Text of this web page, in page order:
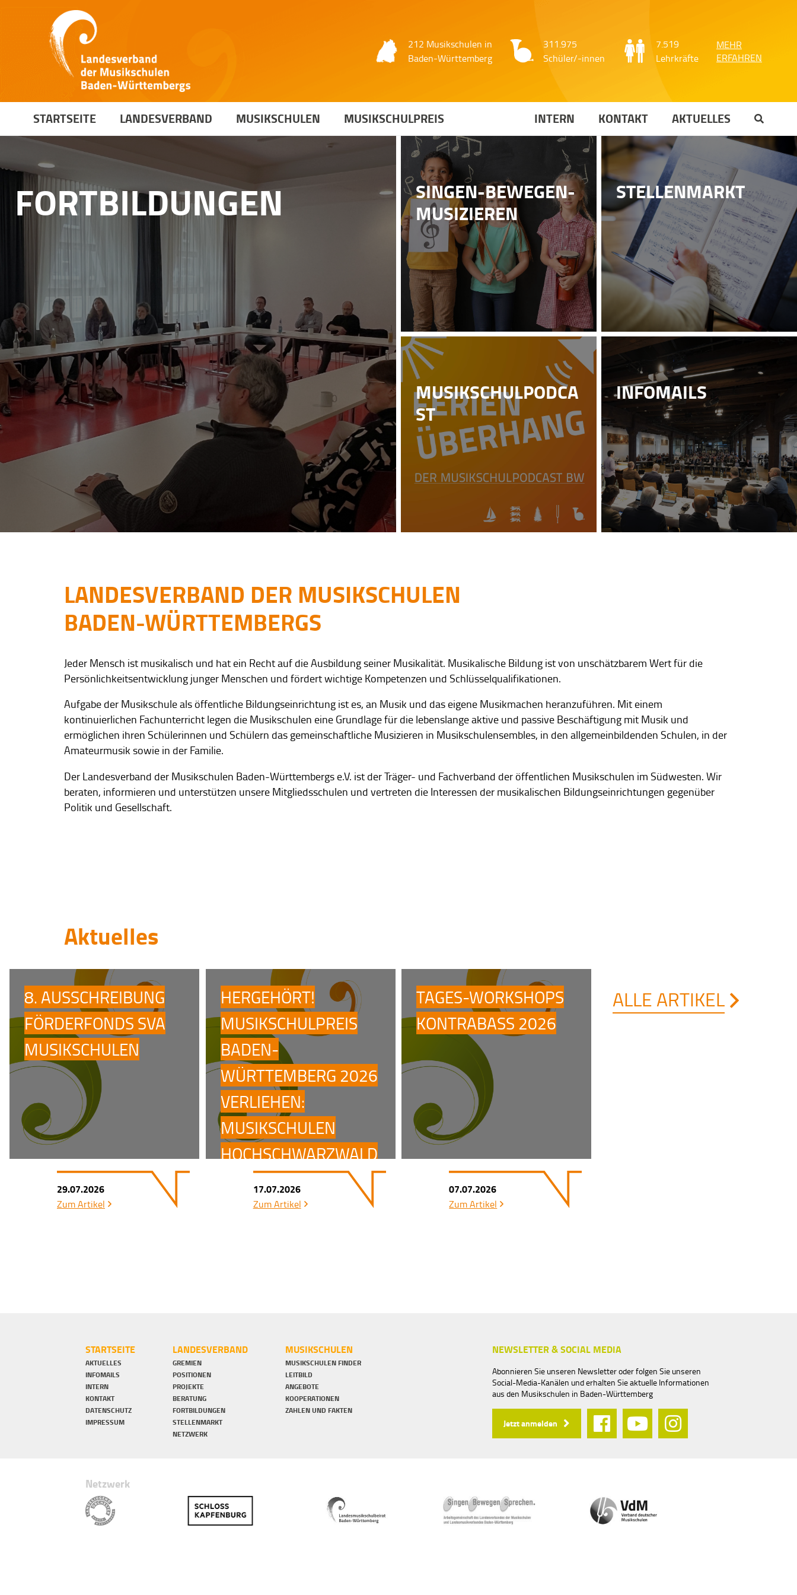
212 Musikschulen in
Baden-Württemberg
311.975
Schüler/-innen
7.519
Lehrkräfte
MEHR
ERFAHREN
STARTSEITE LANDESVERBAND MUSIKSCHULEN MUSIKSCHULPREIS INTERN KONTAKT AKTUELLES
FORTBILDUNGEN
SINGEN-BEWEGEN-
MUSIZIEREN
STELLENMARKT
MUSIKSCHULPODCA
ST
INFOMAILS
LANDESVERBAND DER MUSIKSCHULEN
BADEN-WÜRTTEMBERGS
Jeder Mensch ist musikalisch und hat ein Recht auf die Ausbildung seiner Musikalität. Musikalische Bildung ist von unschätzbarem Wert für die
Persönlichkeitsentwicklung junger Menschen und fördert wichtige Kompetenzen und Schlüsselqualifikationen.
Aufgabe der Musikschule als öffentliche Bildungseinrichtung ist es, an Musik und das eigene Musikmachen heranzuführen. Mit einem
kontinuierlichen Fachunterricht legen die Musikschulen eine Grundlage für die lebenslange aktive und passive Beschäftigung mit Musik und
ermöglichen ihren Schülerinnen und Schülern das gemeinschaftliche Musizieren in Musikschulensembles, in den allgemeinbildenden Schulen, in der
Amateurmusik sowie in der Familie.
Der Landesverband der Musikschulen Baden-Württembergs e.V. ist der Träger- und Fachverband der öffentlichen Musikschulen im Südwesten. Wir
beraten, informieren und unterstützen unsere Mitgliedsschulen und vertreten die Interessen der musikalischen Bildungseinrichtungen gegenüber
Politik und Gesellschaft.
Aktuelles
8. AUSSCHREIBUNG
FÖRDERFONDS SVA
MUSIKSCHULEN
29.07.2026
Zum Artikel
HERGEHÖRT!
MUSIKSCHULPREIS
BADEN-
WÜRTTEMBERG 2026
VERLIEHEN:
MUSIKSCHULEN
HOCHSCHWARZWALD
UND RAVENSBURG
AUSGEZEICHNET
17.07.2026
Zum Artikel
TAGES-WORKSHOPS
KONTRABASS 2026
07.07.2026
Zum Artikel
ALLE ARTIKEL
STARTSEITE
AKTUELLES
INFOMAILS
INTERN
KONTAKT
DATENSCHUTZ
IMPRESSUM
LANDESVERBAND
GREMIEN
POSITIONEN
PROJEKTE
BERATUNG
FORTBILDUNGEN
STELLENMARKT
NETZWERK
MUSIKSCHULEN
MUSIKSCHULEN FINDER
LEITBILD
ANGEBOTE
KOOPERATIONEN
ZAHLEN UND FAKTEN
NEWSLETTER & SOCIAL MEDIA
Abonnieren Sie unseren Newsletter oder folgen Sie unseren
Social-Media-Kanälen und erhalten Sie aktuelle Informationen
aus den Musikschulen in Baden-Württemberg
Jetzt anmelden
Netzwerk